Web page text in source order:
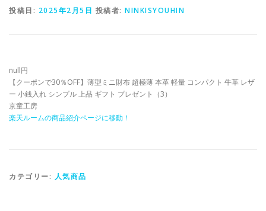
投稿日: 2025年2月5日 投稿者: NINKISYOUHIN
null円
【クーポンで30％OFF】薄型ミニ財布 超極薄 本革 軽量 コンパクト 牛革 レザ
ー 小銭入れ シンプル 上品 ギフト プレゼント（3）
京童工房
楽天ルームの商品紹介ページに移動！
カテゴリー: 人気商品